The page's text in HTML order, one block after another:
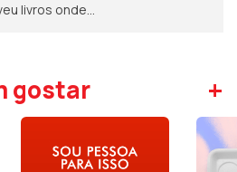
livros onde
gostar +